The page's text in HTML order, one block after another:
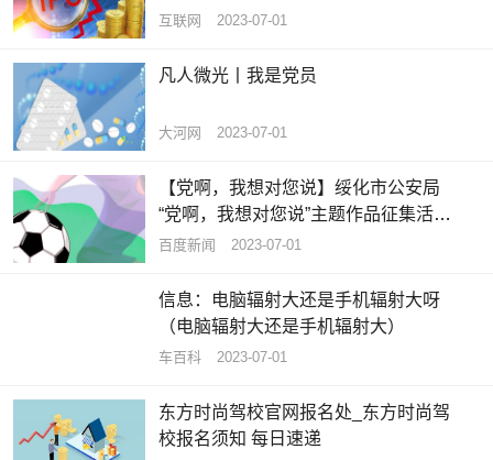
互联网 2023-07-01
凡人微光丨我是党员
大河网 2023-07-01
【党啊，我想对您说】绥化市公安局
“党啊，我想对您说”主题作品征集活动
获奖名单揭晓-今日视点
百度新闻 2023-07-01
信息：电脑辐射大还是手机辐射大呀
（电脑辐射大还是手机辐射大）
车百科 2023-07-01
东方时尚驾校官网报名处_东方时尚驾
校报名须知 每日速递